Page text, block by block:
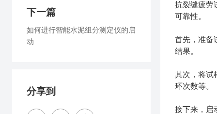
抗裂缝疲劳
可靠性。
首先，准备
结果。
其次，将试
环次数等。
接下来，启
下一篇
如何进行智能水泥组分测定仪的启
动
分享到